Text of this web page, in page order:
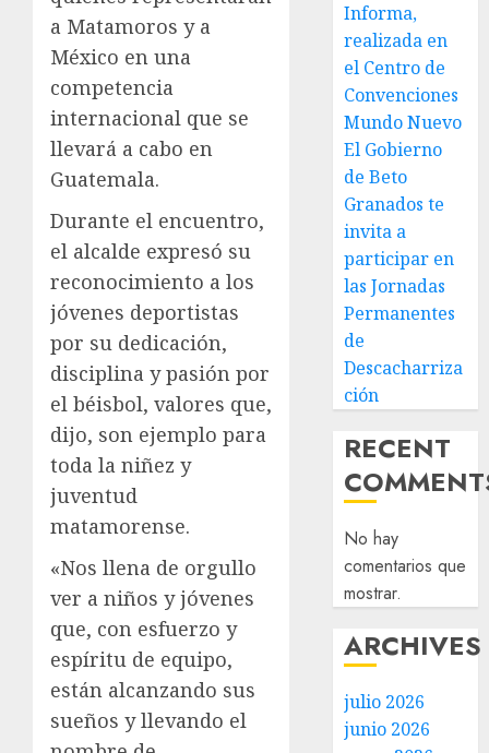
a Matamoros y a
México en una
competencia
internacional que se
llevará a cabo en
Guatemala.
Durante el encuentro,
el alcalde expresó su
reconocimiento a los
jóvenes deportistas
por su dedicación,
disciplina y pasión por
el béisbol, valores que,
dijo, son ejemplo para
toda la niñez y
juventud
matamorense.
«Nos llena de orgullo
ver a niños y jóvenes
que, con esfuerzo y
espíritu de equipo,
están alcanzando sus
sueños y llevando el
Informa,
realizada en
el Centro de
Convenciones
Mundo Nuevo
El Gobierno
de Beto
Granados te
invita a
participar en
las Jornadas
Permanentes
de
Descacharriza
ción
RECENT
No hay
comentarios que
mostrar.
ARCHIVES
julio 2026
junio 2026